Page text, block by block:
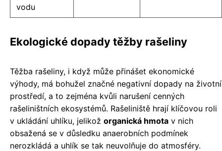
vodu
Ekologické dopady těžby rašeliny
Těžba rašeliny, i když může přinášet ekonomické
výhody, má bohužel značné negativní dopady na životní
prostředí, a to zejména kvůli narušení cenných
rašeliništních ekosystémů. Rašeliniště hrají klíčovou roli
v ukládání uhlíku, jelikož organická hmota v nich
obsažená se v důsledku anaerobních podmínek
nerozkládá a uhlík se tak neuvolňuje do atmosféry.